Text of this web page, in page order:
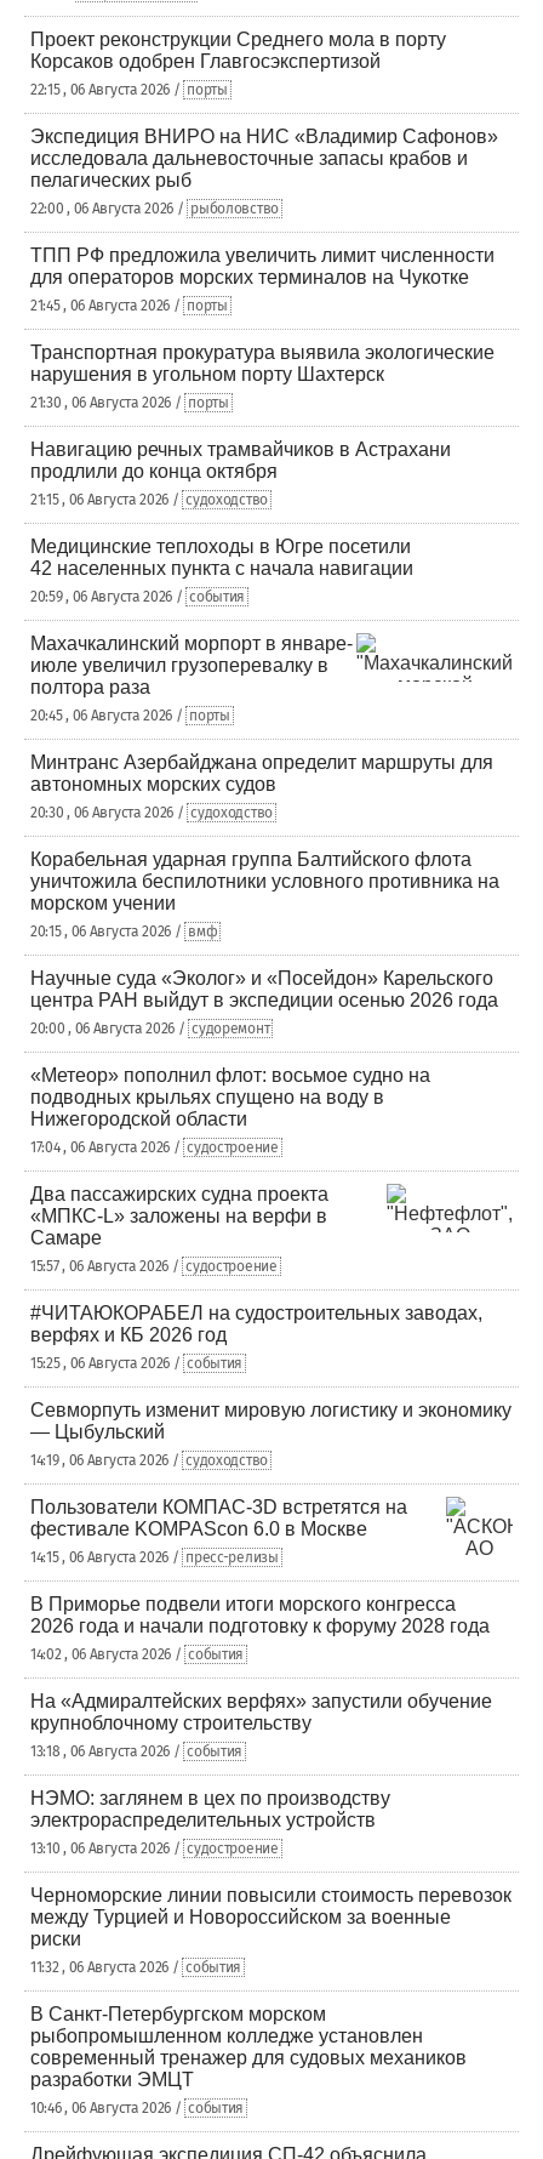
Проект реконструкции Среднего мола в порту
Корсаков одобрен Главгосэкспертизой
22:15 , 06 Августа 2026 / порты
Экспедиция ВНИРО на НИС «Владимир Сафонов»
исследовала дальневосточные запасы крабов и
пелагических рыб
22:00 , 06 Августа 2026 / рыболовство
ТПП РФ предложила увеличить лимит численности
для операторов морских терминалов на Чукотке
21:45 , 06 Августа 2026 / порты
Транспортная прокуратура выявила экологические
нарушения в угольном порту Шахтерск
21:30 , 06 Августа 2026 / порты
Навигацию речных трамвайчиков в Астрахани
продлили до конца октября
21:15 , 06 Августа 2026 / судоходство
Медицинские теплоходы в Югре посетили
42 населенных пункта с начала навигации
20:59 , 06 Августа 2026 / события
Махачкалинский морпорт в январе-
июле увеличил грузоперевалку в
полтора раза
20:45 , 06 Августа 2026 / порты
Минтранс Азербайджана определит маршруты для
автономных морских судов
20:30 , 06 Августа 2026 / судоходство
Корабельная ударная группа Балтийского флота
уничтожила беспилотники условного противника на
морском учении
20:15 , 06 Августа 2026 / вмф
Научные суда «Эколог» и «Посейдон» Карельского
центра РАН выйдут в экспедиции осенью 2026 года
20:00 , 06 Августа 2026 / судоремонт
«Метеор» пополнил флот: восьмое судно на
подводных крыльях спущено на воду в
Нижегородской области
17:04 , 06 Августа 2026 / судостроение
Два пассажирских судна проекта
«МПКС-L» заложены на верфи в
Самаре
15:57 , 06 Августа 2026 / судостроение
#ЧИТАЮКОРАБЕЛ на судостроительных заводах,
верфях и КБ 2026 год
15:25 , 06 Августа 2026 / события
Севморпуть изменит мировую логистику и экономику
— Цыбульский
14:19 , 06 Августа 2026 / судоходство
Пользователи КОМПАС-3D встретятся на
фестивале KOMPAScon 6.0 в Москве
14:15 , 06 Августа 2026 / пресс-релизы
В Приморье подвели итоги морского конгресса
2026 года и начали подготовку к форуму 2028 года
14:02 , 06 Августа 2026 / события
На «Адмиралтейских верфях» запустили обучение
крупноблочному строительству
13:18 , 06 Августа 2026 / события
НЭМО: заглянем в цех по производству
электрораспределительных устройств
13:10 , 06 Августа 2026 / судостроение
Черноморские линии повысили стоимость перевозок
между Турцией и Новороссийском за военные
риски
11:32 , 06 Августа 2026 / события
В Санкт-Петербургском морском
рыбопромышленном колледже установлен
современный тренажер для судовых механиков
разработки ЭМЦТ
10:46 , 06 Августа 2026 / события
Дрейфующая экспедиция СП-42 объяснила